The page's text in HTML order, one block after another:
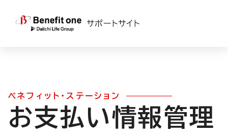
サポートサイト
> 請求支払い
ベネフィット・ステーション
お支払い情報管理